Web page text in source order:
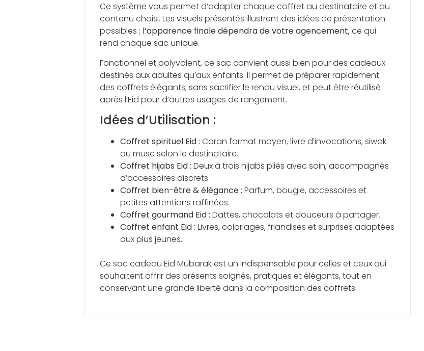
Ce système vous permet d’adapter chaque coffret au destinataire et au
contenu choisi. Les visuels présentés illustrent des idées de présentation
possibles ; l’apparence finale dépendra de votre agencement, ce qui
rend chaque sac unique.
Fonctionnel et polyvalent, ce sac convient aussi bien pour des cadeaux
destinés aux adultes qu’aux enfants. Il permet de préparer rapidement
des coffrets élégants, sans sacrifier le rendu visuel, et peut être réutilisé
après l’Eid pour d’autres usages de rangement.
Idées d’Utilisation :
Coffret spirituel Eid : Coran format moyen, livre d’invocations, siwak
ou musc selon le destinataire.
Coffret hijabs Eid : Deux à trois hijabs pliés avec soin, accompagnés
d’accessoires discrets.
Coffret bien-être & élégance : Parfum, bougie, accessoires et
petites attentions raffinées.
Coffret gourmand Eid : Dattes, chocolats et douceurs à partager.
Coffret enfant Eid : Livres, coloriages, friandises et surprises adaptées
aux plus jeunes.
Ce sac cadeau Eid Mubarak est un indispensable pour celles et ceux qui
souhaitent offrir des présents soignés, pratiques et élégants, tout en
conservant une grande liberté dans la composition des coffrets.